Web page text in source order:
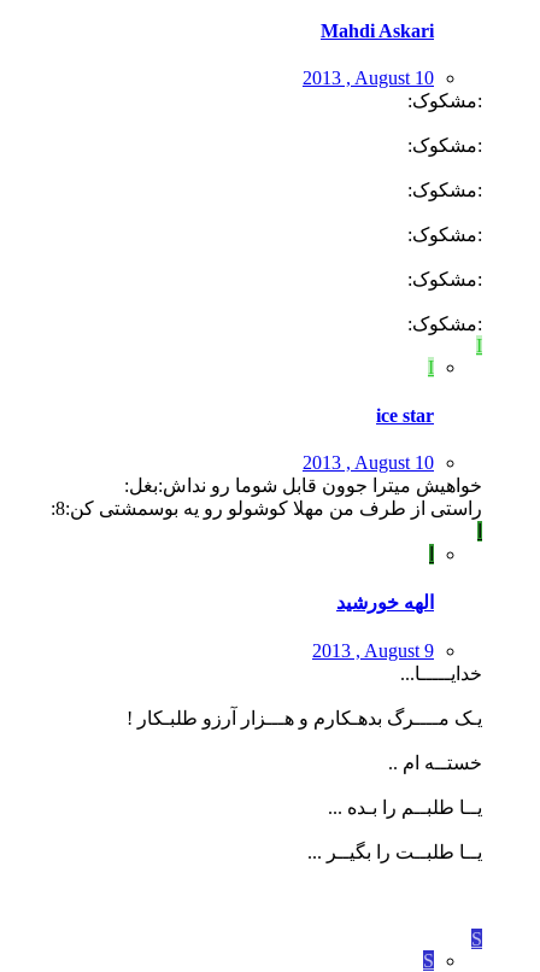
Mahdi Askari
2013 , August 10
:مشکوک:
:مشکوک:
:مشکوک:
:مشکوک:
:مشکوک:
:مشکوک:
I
I
ice star
2013 , August 10
خواهیش میترا جوون قابل شوما رو نداش:بغل:
راستی از طرف من مهلا کوشولو رو یه بوسمشتی کن:8:
الهه خورشید
2013 , August 9
خدایـــــا...
یـک مــــرگ بدهـکارم و هـــزار آرزو طلبـکار !
خستــه ام ..
یــا طلبــم را بـده ...
یــا طلبــت را بگیــر ...
S
S